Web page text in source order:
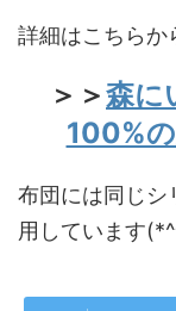
詳細はこちら
＞＞森に
100%
布団には同じシ
用しています